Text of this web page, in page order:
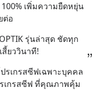
เพิ่มความยืดหยุ่น
ต่อ
รุ่นล่าสุด ชัดทุก
สี้ยววินาที!
รเกรสซีฟเฉพาะบุคคล
เกรสซีฟ ที่คุณภาพคุ้ม